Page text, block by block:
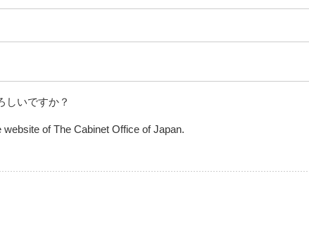
しいですか？
of The Cabinet Office of Japan.